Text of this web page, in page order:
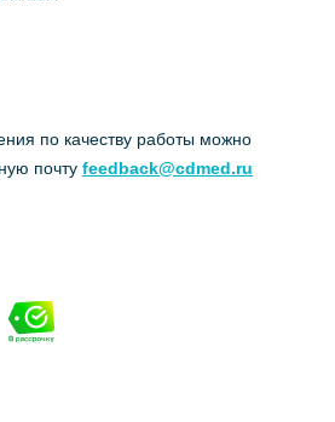
по качеству работы можно
почту feedback@cdmed.ru